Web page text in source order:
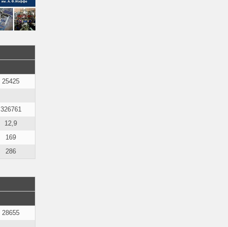
25425
326761
12,9
169
286
28655